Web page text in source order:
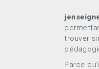
trouver
Parce